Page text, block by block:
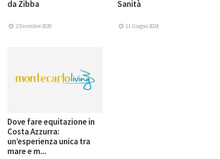
da Zibba
2 Dicembre 2020
Sanità
11 Giugno 2024
Dove fare equitazione in
Costa Azzurra:
un’esperienza unica tra
mare e m...